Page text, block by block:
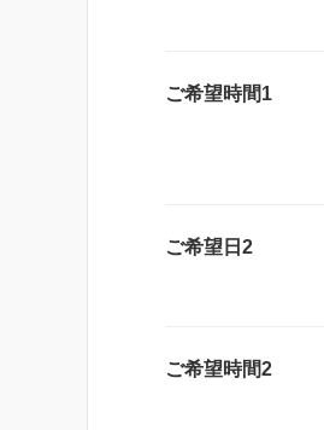
ご希望時間1
ご希望日2
ご希望時間2